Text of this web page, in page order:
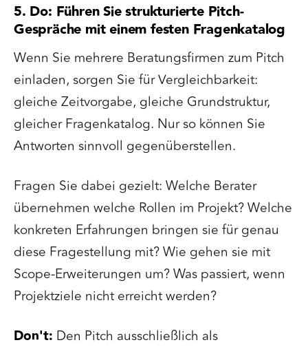
5. Do: Führen Sie strukturierte Pitch-
Gespräche mit einem festen Fragenkatalog
Wenn Sie mehrere Beratungsfirmen zum Pitch
einladen, sorgen Sie für Vergleichbarkeit:
gleiche Zeitvorgabe, gleiche Grundstruktur,
gleicher Fragenkatalog. Nur so können Sie
Antworten sinnvoll gegenüberstellen.
Fragen Sie dabei gezielt: Welche Berater
übernehmen welche Rollen im Projekt? Welche
konkreten Erfahrungen bringen sie für genau
diese Fragestellung mit? Wie gehen sie mit
Scope-Erweiterungen um? Was passiert, wenn
Projektziele nicht erreicht werden?
Don't: Den Pitch ausschließlich als